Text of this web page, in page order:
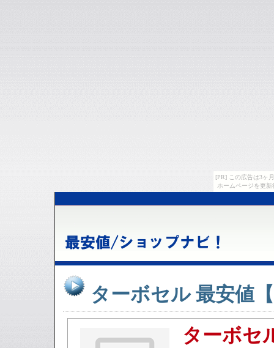
[PR] この広告は3ヶ
ホームページを更
ターボセル 最安値
ターボセ